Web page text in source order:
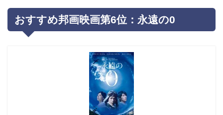
おすすめ邦画映画第6位：永遠の0